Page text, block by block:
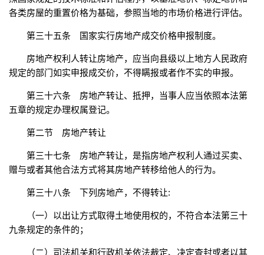
各类房屋的重置价格为基础，参照当地的市场价格进行评估。
第三十五条 国家实行房地产成交价格申报制度。
房地产权利人转让房地产，应当向县级以上地方人民政府
规定的部门如实申报成交价，不得瞒报或者作不实的申报。
第三十六条 房地产转让、抵押，当事人应当依照本法第
五章的规定办理权属登记。
第二节 房地产转让
第三十七条 房地产转让，是指房地产权利人通过买卖、
赠与或者其他合法方式将其房地产转移给他人的行为。
第三十八条 下列房地产，不得转让:
（一）以出让方式取得土地使用权的，不符合本法第三十
九条规定的条件的；
（二）司法机关和行政机关依法裁定、决定查封或者以其